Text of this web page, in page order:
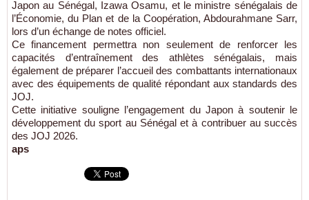
Japon au Sénégal, Izawa Osamu, et le ministre sénégalais de
l’Économie, du Plan et de la Coopération, Abdourahmane Sarr,
lors d’un échange de notes officiel.
Ce financement permettra non seulement de renforcer les
capacités d’entraînement des athlètes sénégalais, mais
également de préparer l’accueil des combattants internationaux
avec des équipements de qualité répondant aux standards des
JOJ.
Cette initiative souligne l’engagement du Japon à soutenir le
développement du sport au Sénégal et à contribuer au succès
des JOJ 2026.
aps